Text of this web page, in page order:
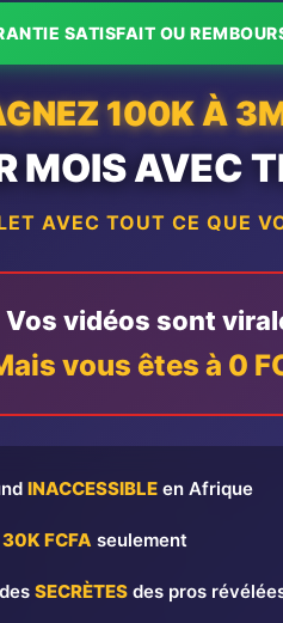
SATISFAIT OU
100K À
MOIS AVEC
AVEC TOUT CE QUE
Vos vidéos sont
vous êtes à 0
INACCESSIBLE en Afrique
30K FCFA seulement
SECRÈTES des pros